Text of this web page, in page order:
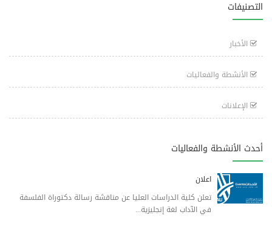
التصنيفات
الأخبار
الأنشطة والفعاليات
الإعلانات
أحدث الأنشطة والفعاليات
اعلان
تعلن كلية الدراسات العليا عن مناقشة رسالة دكتوراة الفلسفة
في الآداب لغة إنجليزية...